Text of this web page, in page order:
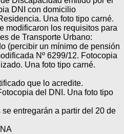
DNI con domicilio
Una foto tipo carné.
modificaron los requisitos para
de Transporte Urbano:
(percibir un mínimo de pensión
Nº 6299/12. Fotocopia
Una foto tipo carné.
que lo acredite.
del DNI. Una foto tipo
entregarán a partir del 20 de